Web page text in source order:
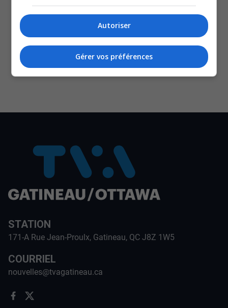
scolaire, près du belvédère Rockcliffe
X
CULTURE ET NOTRE ÉCONOMIE
STATION
171-A Rue Jean-Proulx, Gatineau, QC J8Z 1W5
COURRIEL
nouvelles@tvagatineau.ca
Autoriser
Gérer vos préférences